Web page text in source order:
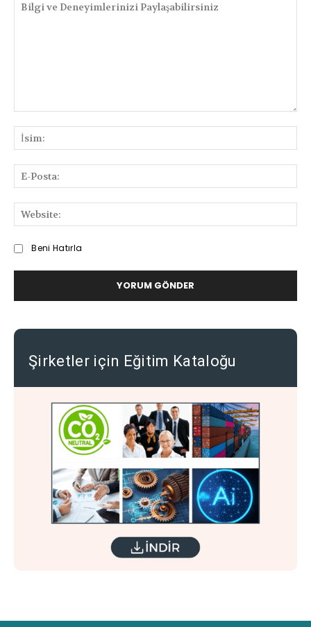
ve
Deneyimlerinizi
Beni Hatırla
Şirketler için Eğitim Kataloğu